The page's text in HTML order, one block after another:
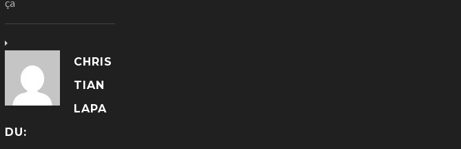
CHRIS
TIAN
LAPA
DU: